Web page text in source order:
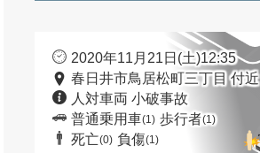
2020年11月21日(土)12:35
春日井市鳥居松町三丁目 付近
人対車両 小破事故
普通乗用車(1) 歩行者(1)
死亡(0) 負傷(1)